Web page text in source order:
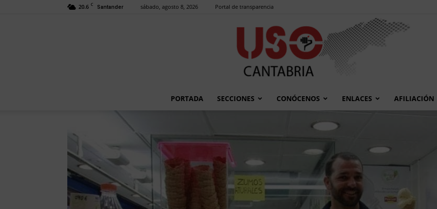
20.6 C Santander sábado, agosto 8, 2026 Portal de transparencia
Cantabria
PORTADA SECCIONES CONÓCENOS ENLACES AFILIACIÓN